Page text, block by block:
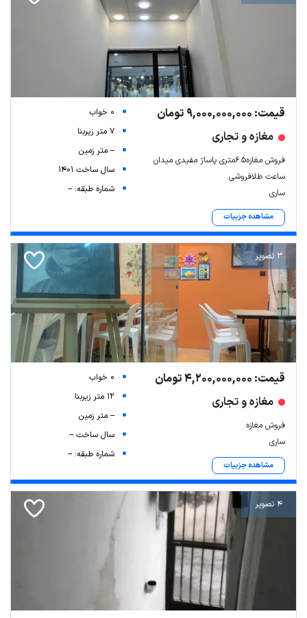
قیمت: 9,000,000,000 تومان
مغازه و تجاری
فروش مغازه6.5متری پاساژ مفیدی میدان
ساعت طلافروشی
ساری
مشاهده جزییات
0 خواب
7 متر زیربنا
-- متر زمین
سال ساخت 1401
شماره طبقه: --
3 تصویر
قیمت: 4,200,000,000 تومان
مغازه و تجاری
فروش مغازه
ساری
مشاهده جزییات
0 خواب
12 متر زیربنا
-- متر زمین
سال ساخت --
شماره طبقه: --
4 تصویر